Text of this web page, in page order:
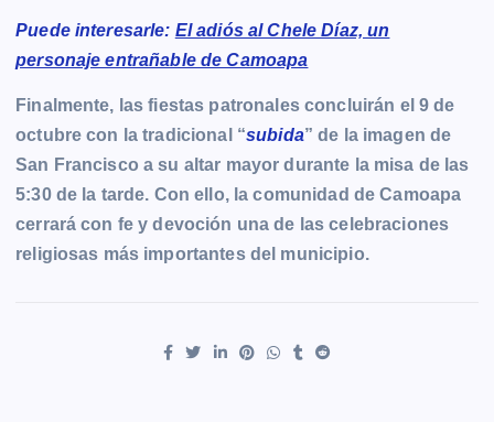
Puede interesarle: El adiós al Chele Díaz, un
personaje entrañable de Camoapa
Finalmente, las fiestas patronales concluirán el 9 de
octubre con la tradicional “subida” de la imagen de
San Francisco a su altar mayor durante la misa de las
5:30 de la tarde. Con ello, la comunidad de Camoapa
cerrará con fe y devoción una de las celebraciones
religiosas más importantes del municipio.